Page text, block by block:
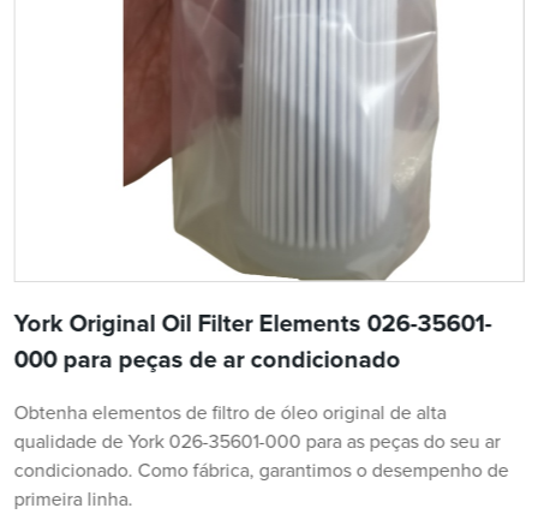
York Original Oil Filter Elements 026-35601-
000 para peças de ar condicionado
Obtenha elementos de filtro de óleo original de alta
qualidade de York 026-35601-000 para as peças do seu ar
condicionado. Como fábrica, garantimos o desempenho de
primeira linha.